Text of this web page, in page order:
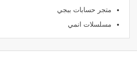
متجر حسابات ببجي
مسلسلات انمي